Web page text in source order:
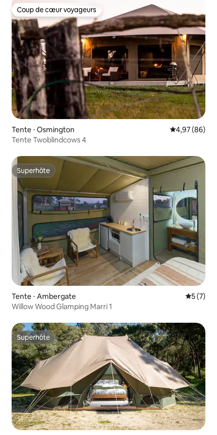
Coup de cœur voyageurs
Coup de cœur voyageurs
Tente ⋅ Osmington Évaluation
4,97 (86)
Tente Twoblindcows 4
Superhôte
Superhôte
Tente ⋅ Ambergate
5 (7)
Willow Wood Glamping Marri 1
Superhôte
Superhôte